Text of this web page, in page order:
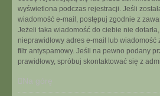
wyświetlona podczas rejestracji. Jeśli
wiadomość e-mail, postępuj zgodnie z
Jeżeli taka wiadomość do ciebie nie
nieprawidłowy adres e-mail lub wiadomość
filtr antyspamowy. Jeśli na pewno podany
prawidłowy, spróbuj skontaktować się z
Na górę